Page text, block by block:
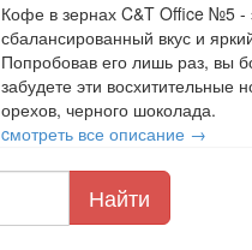
Кофе в зернах C&T Office №5 -
сбалансированный вкус и
Попробовав его лишь раз, вы
забудете эти восхитительные
орехов, черного шоколада.
cмотреть все описание →